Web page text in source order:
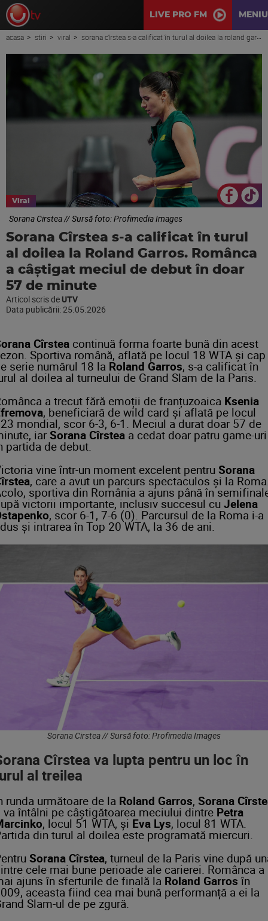
LIVE PRO FM MENIU
acasa stiri viral sorana cîrstea s-a calificat în turul al doilea la roland garros. românca a câștigat meciul de debut în doar 57 de minute
Viral
Sorana Cirstea // Sursă foto: Profimedia Images
Sorana Cîrstea s-a calificat în turul
al doilea la Roland Garros. Românca
a câștigat meciul de debut în doar
57 de minute
Articol scris de UTV
Data publicării:25.05.2026
Cîrstea continuă forma foarte bună din acest
Sportiva română, aflată pe locul 18 WTA și cap
serie numărul 18 la Roland Garros, s-a calificat în
al doilea al turneului de Grand Slam de la Paris.
a trecut fără emoții de franțuzoaica Ksenia
, beneficiară de wild card și aflată pe locul
mondial, scor 6-3, 6-1. Meciul a durat doar 57 de
iar Sorana Cîrstea a cedat doar patru game-uri
partida de debut.
vine într-un moment excelent pentru Sorana
, care a avut un parcurs spectaculos și la
sportiva din România a ajuns până în
victorii importante, inclusiv succesul cu Jelena
, scor 6-1, 7-6 (0). Parcursul de la Roma i-a
și intrarea în Top 20 WTA, la 36 de ani.
Sorana Cirstea // Sursă foto: Profimedia Images
Cîrstea va lupta pentru un loc în
al treilea
runda următoare de la Roland Garros, Sorana
va întâlni pe câștigătoarea meciului dintre Petra
, locul 51 WTA, și Eva Lys, locul 81 WTA.
din turul al doilea este programată miercuri.
Sorana Cîrstea, turneul de la Paris vine după
cele mai bune perioade ale carierei. Românca a
ajuns în sferturile de finală la Roland Garros în
aceasta fiind cea mai bună performanță a ei la
Slam-ul de pe zgură.